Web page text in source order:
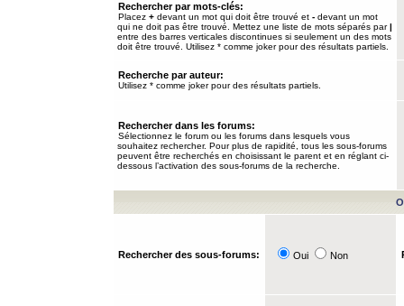
Rechercher par mots-clés:
Placez + devant un mot qui doit être trouvé et - devant un mot
qui ne doit pas être trouvé. Mettez une liste de mots séparés par|
entre des barres verticales discontinues si seulement un des mots
doit être trouvé. Utilisez * comme joker pour des résultats partiels.
Recherche par auteur:
Utilisez * comme joker pour des résultats partiels.
Rechercher dans les forums:
Sélectionnez le forum ou les forums dans lesquels vous
souhaitez rechercher. Pour plus de rapidité, tous les sous-forums
peuvent être recherchés en choisissant le parent et en réglant ci-
dessous l’activation des sous-forums de la recherche.
Rechercher des sous-forums: Oui Non